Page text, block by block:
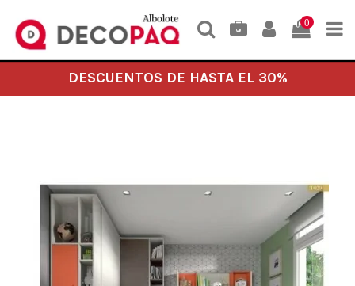
0
DESCUENTOS DE HASTA EL 30%